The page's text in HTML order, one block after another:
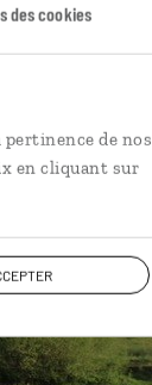
des cookies
de nos
en cliquant sur